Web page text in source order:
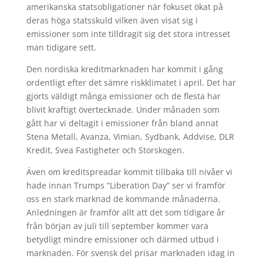
amerikanska statsobligationer när fokuset ökat på
deras höga statsskuld vilken även visat sig i
emissioner som inte tilldragit sig det stora intresset
man tidigare sett.
Den nordiska kreditmarknaden har kommit i gång
ordentligt efter det sämre riskklimatet i april. Det har
gjorts väldigt många emissioner och de flesta har
blivit kraftigt övertecknade. Under månaden som
gått har vi deltagit i emissioner från bland annat
Stena Metall, Avanza, Vimian, Sydbank, Addvise, DLR
Kredit, Svea Fastigheter och Storskogen.
Även om kreditspreadar kommit tillbaka till nivåer vi
hade innan Trumps ”Liberation Day” ser vi framför
oss en stark marknad de kommande månaderna.
Anledningen är framför allt att det som tidigare år
från början av juli till september kommer vara
betydligt mindre emissioner och därmed utbud i
marknaden. För svensk del prisar marknaden idag in